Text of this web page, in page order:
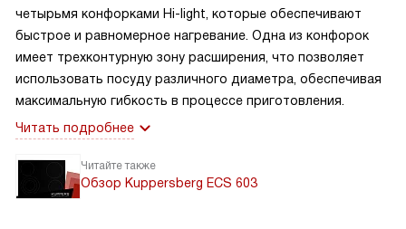
четырьмя конфорками Hi-light, которые обеспечивают
быстрое и равномерное нагревание. Одна из конфорок
имеет трехконтурную зону расширения, что позволяет
использовать посуду различного диаметра, обеспечивая
максимальную гибкость в процессе приготовления.
Читать подробнее
Читайте также
Обзор Kuppersberg ECS 603